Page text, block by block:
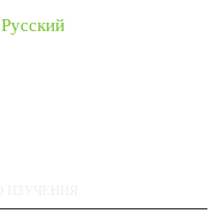
Русский